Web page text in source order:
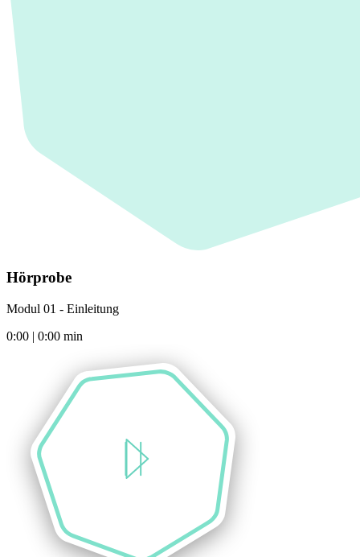
Hörprobe
Modul 01 - Einleitung
0:00 | 0:00 min